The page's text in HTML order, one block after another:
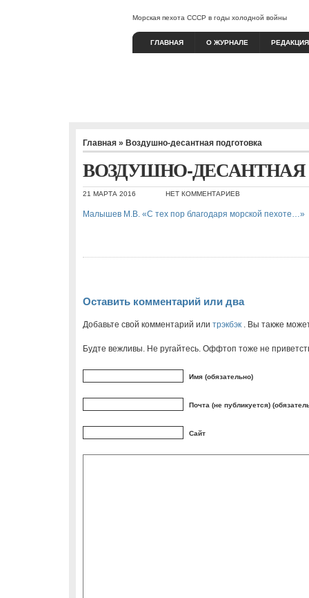
Морская пехота СССР в годы холодной войны
ГЛАВНАЯ О ЖУРНАЛЕ РЕДАКЦИЯ
Главная » Воздушно-десантная подготовка
ВОЗДУШНО-
21 МАРТА 2016 НЕТ КОММЕНТАРИЕВ
Малышев М.В. «С тех пор благодаря морской пехоте…»
Оставить комментарий или два
Добавьте свой комментарий или трэкбэк . Вы также
Будте вежливы. Не ругайтесь. Оффтоп тоже не
Имя (обязательно)
Почта (не публикуется)
Сайт